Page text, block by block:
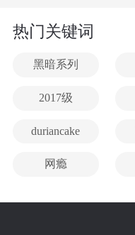
热门关键词
黑暗系列
2017级
duriancake
网瘾